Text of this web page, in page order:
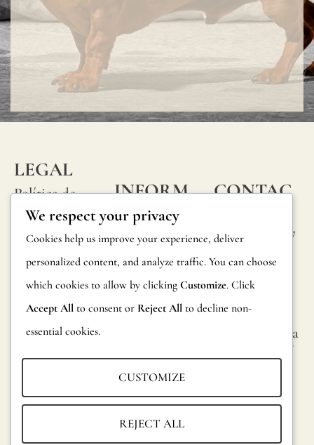
LEGAL
Política de
privacidad
Política de
cookies
Condiciones
generales
Aviso legal
INFORM
ACIÓN
Preguntas
frecuentes
Información
sobre
Devoluciones
Catalogo para
distribuidores
CONTAC
Calle Alheli, 7
29730 Rincón
de la Victoria
España
hola@jamesma
lonefabrics.co
m
Malone
We respect your privacy
Cookies help us improve your experience, deliver
personalized content, and analyze traffic. You can choose
which cookies to allow by clicking Customize. Click
Accept All to consent or Reject All to decline non-
essential cookies.
CUSTOMIZE
REJECT ALL